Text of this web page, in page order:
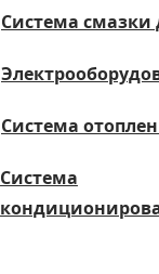
Система смазки
Система
Система